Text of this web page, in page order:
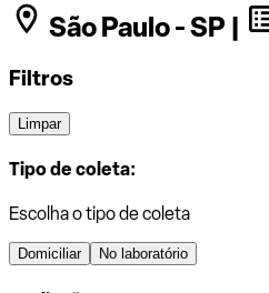
São Paulo - SP |
Filtros
Limpar
Tipo de coleta:
Escolha o tipo de coleta
Domiciliar No laboratório